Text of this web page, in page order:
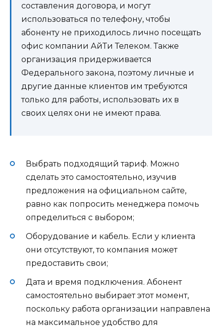
составления договора, и могут
использоваться по телефону, чтобы
абоненту не приходилось лично посещать
офис компании АйТи Телеком. Также
организация придерживается
Федерального закона, поэтому личные и
другие данные клиентов им требуются
только для работы, использовать их в
своих целях они не имеют права.
Выбрать подходящий тариф. Можно
сделать это самостоятельно, изучив
предложения на официальном сайте,
равно как попросить менеджера помочь
определиться с выбором;
Оборудование и кабель. Если у клиента
они отсутствуют, то компания может
предоставить свои;
Дата и время подключения. Абонент
самостоятельно выбирает этот момент,
поскольку работа организации направлена
на максимальное удобство для